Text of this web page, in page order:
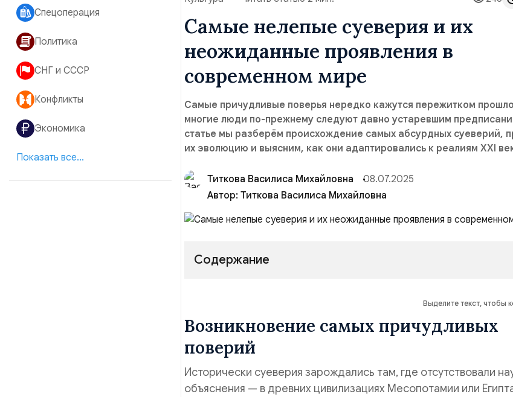
Спецоперация
Политика
СНГ и СССР
Конфликты
Экономика
Показать все...
Самые нелепые суеверия и их
неожиданные проявления в
современном мире
Самые причудливые поверья нередко кажутся пережитком
многие люди по-прежнему следуют давно устаревшим
статье мы разберём происхождение самых абсурдных суеверий,
их эволюцию и выясним, как они адаптировались к реалиям XXI
Титкова Василиса Михайловна
08.07.2025
Автор: Титкова Василиса Михайловна
Содержание
Выделите текст, чтобы
Возникновение самых причудливых
поверий
Исторически суеверия зарождались там, где отсутствовали
объяснения — в древних цивилизациях Месопотамии или